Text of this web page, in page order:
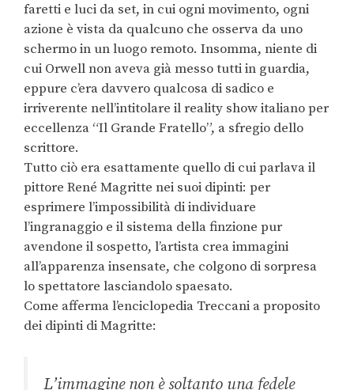
faretti e luci da set, in cui ogni movimento, ogni
azione è vista da qualcuno che osserva da uno
schermo in un luogo remoto. Insomma, niente di
cui Orwell non aveva già messo tutti in guardia,
eppure c’era davvero qualcosa di sadico e
irriverente nell’intitolare il reality show italiano per
eccellenza “Il Grande Fratello”, a sfregio dello
scrittore.
Tutto ciò era esattamente quello di cui parlava il
pittore René Magritte nei suoi dipinti: per
esprimere l’impossibilità di individuare
l’ingranaggio e il sistema della finzione pur
avendone il sospetto, l’artista crea immagini
all’apparenza insensate, che colgono di sorpresa
lo spettatore lasciandolo spaesato.
Come afferma l’enciclopedia Treccani a proposito
dei dipinti di Magritte:
L’immagine non è soltanto una fedele